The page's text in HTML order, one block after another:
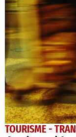
TOURISME -